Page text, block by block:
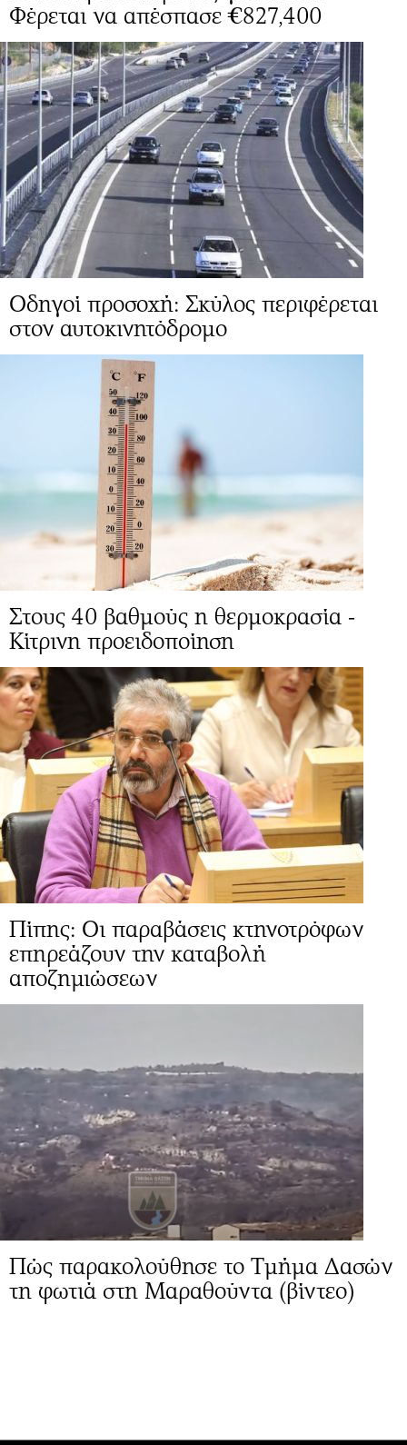
Φέρεται να απέσπασε €827,400
Οδηγοί προσοχή: Σκύλος περιφέρεται
στον αυτοκινητόδρομο
Στους 40 βαθμούς η θερμοκρασία -
Κίτρινη προειδοποίηση
Πίπης: Οι παραβάσεις κτηνοτρόφων
επηρεάζουν την καταβολή
αποζημιώσεων
Πώς παρακολούθησε το Τμήμα Δασών
τη φωτιά στη Μαραθούντα (βίντεο)